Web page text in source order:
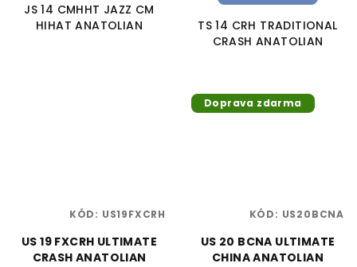
JS 14 CMHHT JAZZ CM
HIHAT ANATOLIAN
TS 14 CRH TRADITIONAL
CRASH ANATOLIAN
US 19 FXCRH ULTIMATE
CRASH ANATOLIAN
KÓD: US19FXCRH
Doprava zdarma
US 20 BCNA ULTIMATE
CHINA ANATOLIAN
KÓD: US20BCNA